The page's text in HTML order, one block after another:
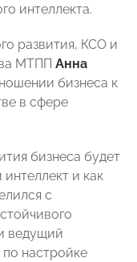
интеллекта.
развития, КСО и
МТПП Анна
бизнеса к
в сфере
бизнеса будет
и как
с
ведущий
настройке